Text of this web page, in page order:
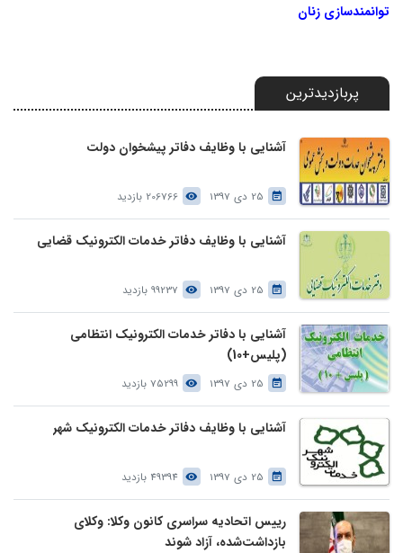
توانمندسازی زنان
پربازدیدترین
آشنایی با وظایف دفاتر پیشخوان دولت
25 دی 1397 206766 بازدید
آشنایی با وظایف دفاتر خدمات الکترونیک قضایی
25 دی 1397 99237 بازدید
آشنایی با دفاتر خدمات الکترونیک انتظامی
(پلیس+10)
25 دی 1397 75299 بازدید
آشنایی با وظایف دفاتر خدمات الکترونیک شهر
25 دی 1397 49394 بازدید
رییس اتحادیه سراسری کانون وکلا: وکلای
بازداشت‌شده، آزاد شوند